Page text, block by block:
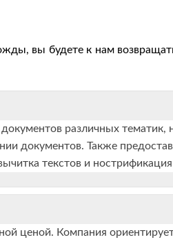
вы будете к нам
различных тематик,
документов. Также
текстов и
ценой. Компания